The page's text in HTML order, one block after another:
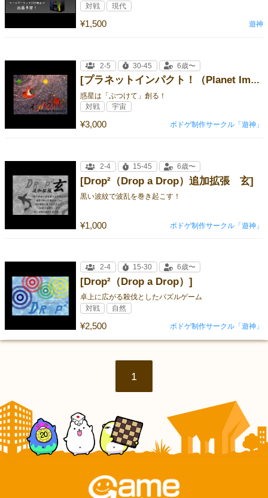
¥1,500
対戦 現代
遊神
[プラネットインパクト！（Planet Impact！）]
惑星は「ぶつけて」創る！
¥3,000
2-5 30-45 6歳〜
対戦 宇宙
ボドゲ制作サークル「遊神」
[Drop²（Drop a Drop）追加拡張 玄]
黒い波紋で波乱を巻き起こす！
¥1,000
2-4 15-45 6歳〜
ボドゲ制作サークル「遊神」
[Drop²（Drop a Drop）]
卓上に広がる殺伐としたパズルゲーム
¥2,500
2-4 15-30 6歳〜
対戦 自然
ボドゲ制作サークル「遊神」
1